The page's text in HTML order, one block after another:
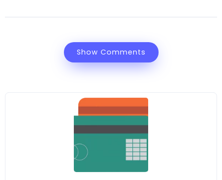
Show Comments